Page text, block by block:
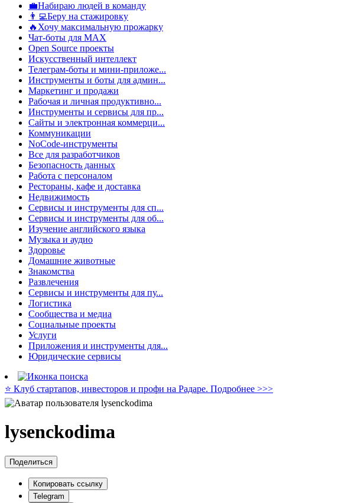
💼Набираю людей в команду
👨‍💻Беру на стажировку
🔥Хочу максимальную прожарку
Чат-боты для MAX
Open Source проекты
Искусственный интеллект
Телеграм-боты и мини-приложе...
Инструменты и боты для админ...
Маркетинг и продажи
Рабочая и личная продуктивно...
Инструменты и сервисы для пр...
Сайты и электронная коммерци...
Коммуникации
NoCode-инструменты
Все для разработчиков
Безопасность данных
Работа с персоналом
Рестораны, кафе и доставка
Недвижимость
Сервисы и инструменты для сп...
Сервисы и инструменты для об...
Изучение английского языка
Музыка и аудио
Здоровье
Домашние животные
Знакомства
Развлечения
Сервисы и инструменты для пу...
Логистика
Сообщества и медиа
Социальные проекты
Услуги
Приложения и инструменты для...
Юридические сервисы
⭐️ Клуб стартапов, инвесторов и профи на Радаре. Подробнее >>>
lysenckodima
Поделиться
Копировать ссылку
Telegram